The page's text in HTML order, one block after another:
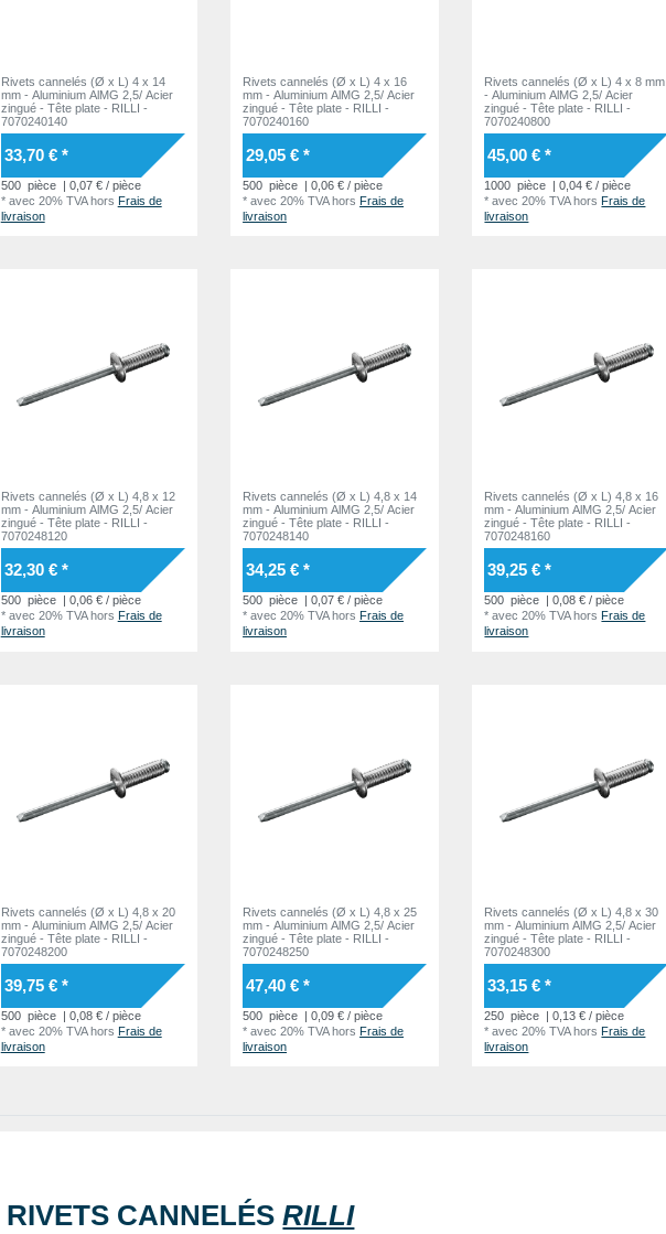
Rivets cannelés (Ø x L) 4 x 14
mm - Aluminium AlMG 2,5/ Acier
zingué - Tête plate - RILLI -
7070240140
33,70 € *
500 pièce
| 0,07 € / pièce
* avec 20% TVAhors Frais de
livraison
Rivets cannelés (Ø x L) 4 x 16
mm - Aluminium AlMG 2,5/ Acier
zingué - Tête plate - RILLI -
7070240160
29,05 € *
500 pièce | 0,06 € / pièce
*avec 20% TVAhorsFrais de
livraison
Rivets cannelés (Ø x L) 4 x 8 mm
- Aluminium AlMG 2,5/ Acier
zingué - Tête plate - RILLI -
7070240800
45,00 € *
1000 pièce | 0,04 € / pièce
*avec 20% TVAhorsFrais de
livraison
Rivets cannelés (Ø x L) 4,8 x 12
mm - Aluminium AlMG 2,5/ Acier
zingué - Tête plate - RILLI -
7070248120
32,30 € *
500 pièce
| 0,06 € / pièce
* avec 20% TVAhors Frais de
livraison
Rivets cannelés (Ø x L) 4,8 x 14
mm - Aluminium AlMG 2,5/ Acier
zingué - Tête plate - RILLI -
7070248140
34,25 € *
500 pièce
| 0,07 € / pièce
*avec 20% TVAhors Frais de
livraison
Rivets cannelés (Ø x L) 4,8 x 16
mm - Aluminium AlMG 2,5/ Acier
zingué - Tête plate - RILLI -
7070248160
39,25 € *
500 pièce
| 0,08 € / pièce
*avec 20% TVAhors Frais de
livraison
Rivets cannelés (Ø x L) 4,8 x 20
mm - Aluminium AlMG 2,5/ Acier
zingué - Tête plate - RILLI -
7070248200
39,75 € *
500 pièce
| 0,08 € / pièce
* avec 20% TVAhors Frais de
livraison
Rivets cannelés (Ø x L) 4,8 x 25
mm - Aluminium AlMG 2,5/ Acier
zingué - Tête plate - RILLI -
7070248250
47,40 € *
500 pièce | 0,09 € / pièce
*avec 20% TVAhorsFrais de
livraison
Rivets cannelés (Ø x L) 4,8 x 30
mm - Aluminium AlMG 2,5/ Acier
zingué - Tête plate - RILLI -
7070248300
33,15 € *
250 pièce | 0,13 € / pièce
*avec 20% TVAhorsFrais de
livraison
RIVETS CANNELÉS RILLI